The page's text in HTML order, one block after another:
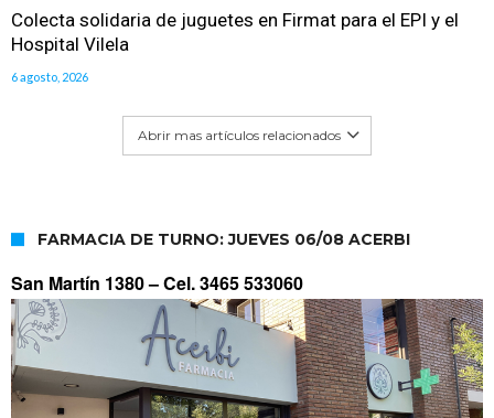
Colecta solidaria de juguetes en Firmat para el EPI y el
Hospital Vilela
6 agosto, 2026
Abrir mas artículos relacionados
FARMACIA DE TURNO: JUEVES 06/08 ACERBI
San Martín 1380 –Cel. 3465 533060